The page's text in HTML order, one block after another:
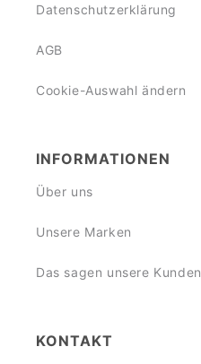
Datenschutzerklärung
AGB
Cookie-Auswahl ändern
INFORMATIONEN
Über uns
Unsere Marken
Das sagen unsere Kunden
KONTAKT